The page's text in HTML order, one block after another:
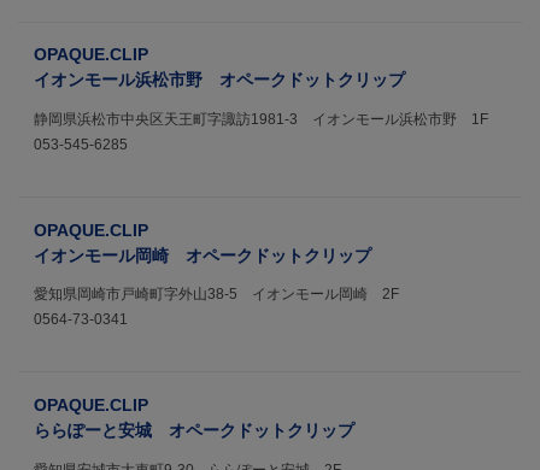
OPAQUE.CLIP
イオンモール浜松市野 オペークドットクリップ
静岡県浜松市中央区天王町字諏訪1981-3 イオンモール浜松市野 1F
053-545-6285
OPAQUE.CLIP
イオンモール岡崎 オペークドットクリップ
愛知県岡崎市戸崎町字外山38-5 イオンモール岡崎 2F
0564-73-0341
OPAQUE.CLIP
ららぽーと安城 オペークドットクリップ